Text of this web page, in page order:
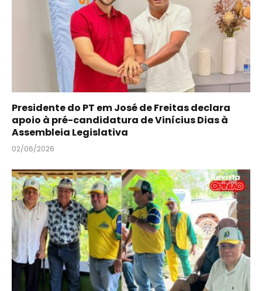
Presidente do PT em José de Freitas declara
apoio à pré-candidatura de Vinícius Dias à
Assembleia Legislativa
02/06/2026